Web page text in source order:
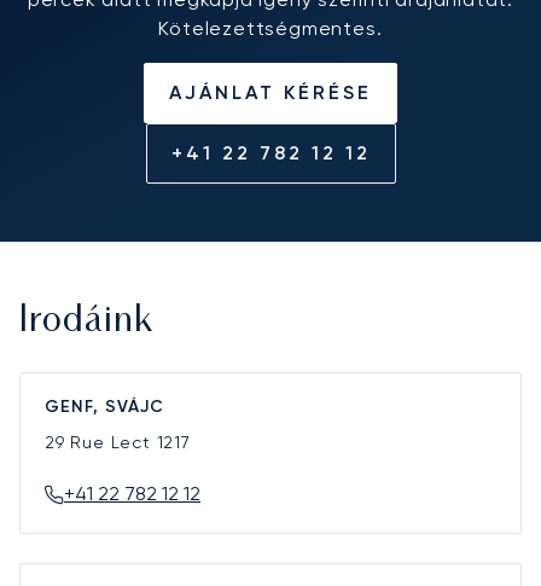
Kötelezettségmentes.
AJÁNLAT KÉRÉSE
+41 22 782 12 12
Irodáink
GENF, SVÁJC
29 Rue Lect 1217
+41 22 782 12 12